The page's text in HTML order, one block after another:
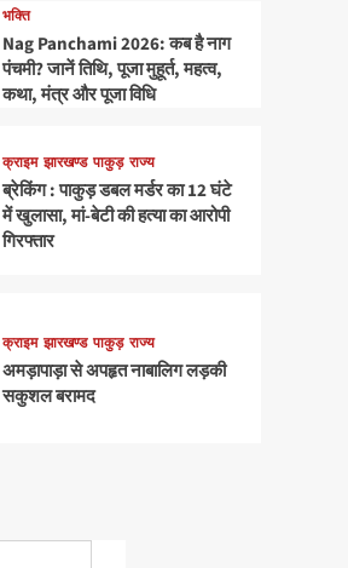
भक्ति
Nag Panchami 2026: कब है नाग
पंचमी? जानें तिथि, पूजा मुहूर्त, महत्व,
कथा, मंत्र और पूजा विधि
क्राइम झारखण्ड पाकुड़ राज्य
ब्रेकिंग : पाकुड़ डबल मर्डर का 12 घंटे
में खुलासा, मां-बेटी की हत्या का आरोपी
गिरफ्तार
क्राइम झारखण्ड पाकुड़ राज्य
अमड़ापाड़ा से अपहृत नाबालिग लड़की
सकुशल बरामद